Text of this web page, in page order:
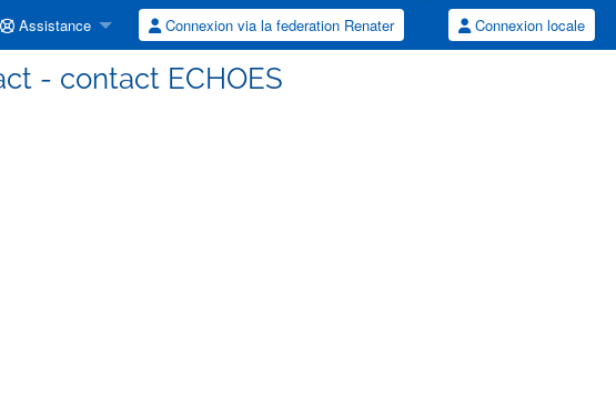
Assistance Connexion via la federation Renater Connexion locale
- contact ECHOES